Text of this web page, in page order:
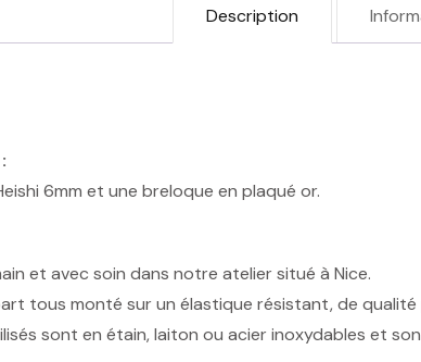
Description
6mm et une breloque en plaqué or.
et avec soin dans notre atelier situé à Nice.
tous monté sur un élastique résistant, de qualité
sont en étain, laiton ou acier inoxydables et